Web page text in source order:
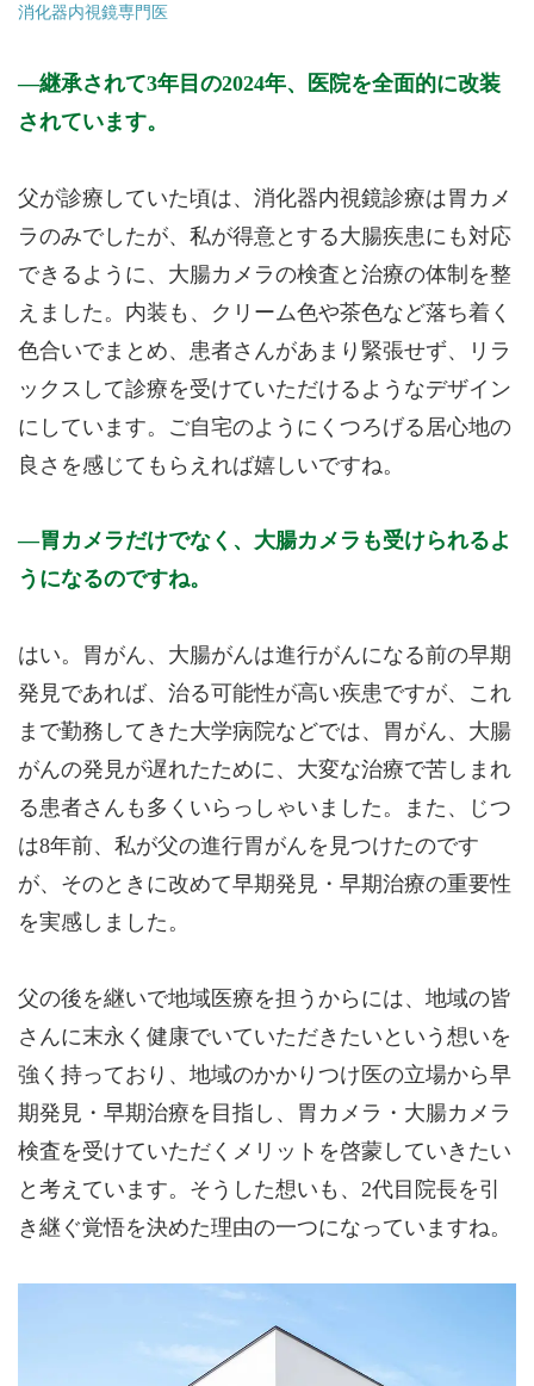
消化器内視鏡専門医
継承されて3年目の2024年、医院を全面的に改装
されています。
父が診療していた頃は、消化器内視鏡診療は胃カメ
ラのみでしたが、私が得意とする大腸疾患にも対応
できるように、大腸カメラの検査と治療の体制を整
えました。内装も、クリーム色や茶色など落ち着く
色合いでまとめ、患者さんがあまり緊張せず、リラ
ックスして診療を受けていただけるようなデザイン
にしています。ご自宅のようにくつろげる居心地の
良さを感じてもらえれば嬉しいですね。
胃カメラだけでなく、大腸カメラも受けられるよ
うになるのですね。
はい。胃がん、大腸がんは進行がんになる前の早期
発見であれば、治る可能性が高い疾患ですが、これ
まで勤務してきた大学病院などでは、胃がん、大腸
がんの発見が遅れたために、大変な治療で苦しまれ
る患者さんも多くいらっしゃいました。また、じつ
は8年前、私が父の進行胃がんを見つけたのです
が、そのときに改めて早期発見・早期治療の重要性
を実感しました。
父の後を継いで地域医療を担うからには、地域の皆
さんに末永く健康でいていただきたいという想いを
強く持っており、地域のかかりつけ医の立場から早
期発見・早期治療を目指し、胃カメラ・大腸カメラ
検査を受けていただくメリットを啓蒙していきたい
と考えています。そうした想いも、2代目院長を引
き継ぐ覚悟を決めた理由の一つになっていますね。